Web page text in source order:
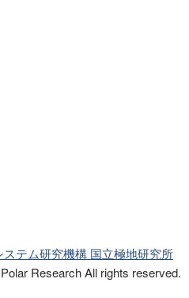
テム研究機構 国立極地研究所
ResearchAll rights reserved.